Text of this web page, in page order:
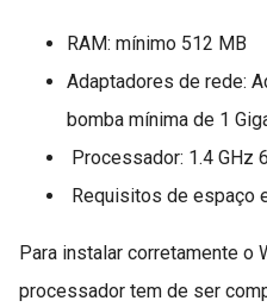
RAM: mínimo 512 MB
Adaptadores de rede:
bomba mínima de 1
Processador: 1.4 GHz
Requisitos de espaço
Para instalar corretamente o
processador tem de ser